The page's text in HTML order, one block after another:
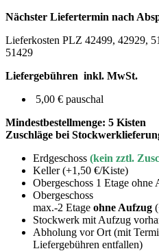
Nächster Liefertermin nach
Lieferkosten PLZ 42499, 42929,
51429
Liefergebühren inkl. MwSt.
5,00 € pauschal
Mindestbestellmenge: 5 Kisten
Zuschläge bei
Erdgeschoss (kein zztl.
Keller(+1,50 €/Kiste)
Obergeschoss 1 Etage ohne
Obergeschoss
max.-2 Etage ohne Aufzug
Stockwerk mit Aufzug
Abholung vor Ort (mit
Liefergebühren entfallen)